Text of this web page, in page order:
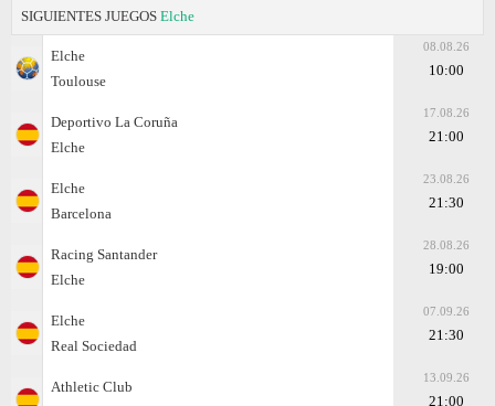
SIGUIENTES JUEGOS Elche
Elche
Toulouse
08.08.26
10:00
Deportivo La Coruña
Elche
17.08.26
21:00
Elche
Barcelona
23.08.26
21:30
Racing Santander
Elche
28.08.26
19:00
Elche
Real Sociedad
07.09.26
21:30
Athletic Club
13.09.26
21:00